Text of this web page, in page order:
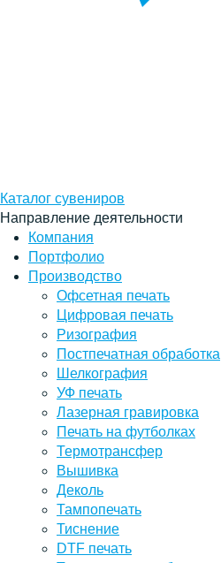
Каталог сувениров
Направление деятельности
Компания
Портфолио
Производство
Офсетная печать
Цифровая печать
Ризография
Постпечатная обработка
Шелкография
УФ печать
Лазерная гравировка
Печать на футболках
Термотрансфер
Вышивка
Деколь
Тампопечать
Тиснение
DTF печать